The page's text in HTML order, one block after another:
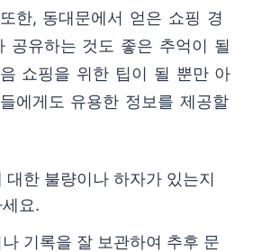
한, 동대문에서 얻은 쇼핑 경
공유하는 것도 좋은 추억이 될
쇼핑을 위한 팁이 될 뿐만 아
에게도 유용한 정보를 제공할
대한 불량이나 하자가 있는지
요.
기록을 잘 보관하여 추후 문